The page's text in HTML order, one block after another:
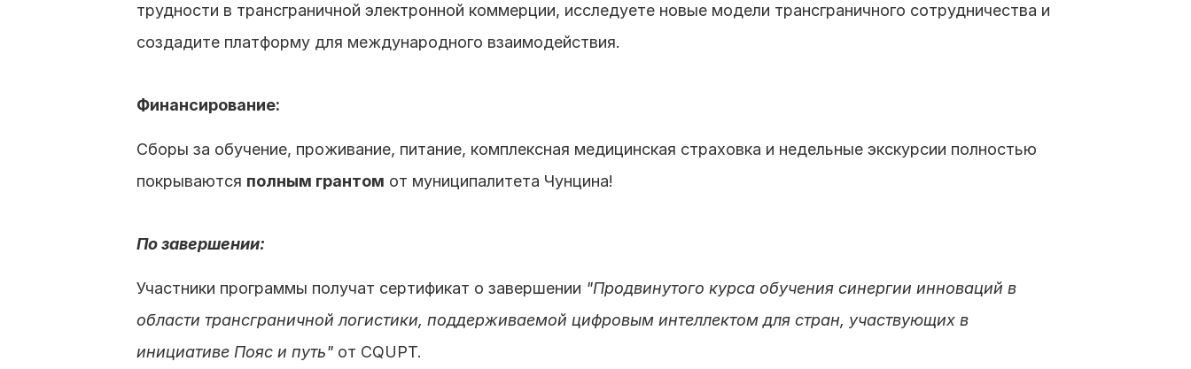
трудности в трансграничной электронной коммерции, исследуете новые модели трансграничного сотрудничества и
создадите платформу для международного взаимодействия.
Финансирование:
Сборы за обучение, проживание, питание, комплексная медицинская страховка и недельные экскурсии полностью
покрываются полным грантом от муниципалитета Чунцина!
По завершении:
Участники программы получат сертификат о завершении "Продвинутого курса обучения синергии инноваций в
области трансграничной логистики, поддерживаемой цифровым интеллектом для стран, участвующих в
инициативе Пояс и путь" от CQUPT.